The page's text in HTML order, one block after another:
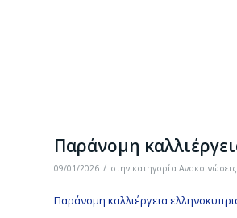
Παράνομη
09/01/2026 / στην κατηγορία
Παράνομη καλλιέργεια